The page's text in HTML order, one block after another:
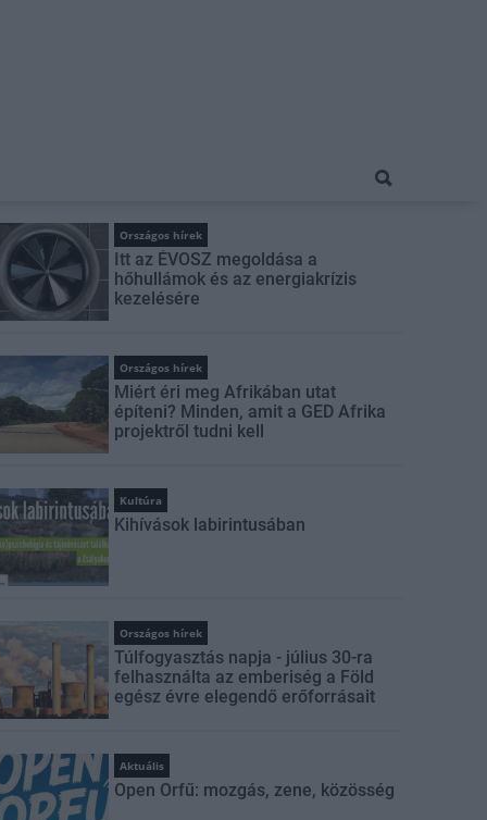
Országos hírek
Itt az ÉVOSZ megoldása a
hőhullámok és az energiakrízis
kezelésére
Országos hírek
Miért éri meg Afrikában utat
építeni? Minden, amit a GED Afrika
projektről tudni kell
Kultúra
Kihívások labirintusában
Országos hírek
Túlfogyasztás napja - július 30-ra
felhasználta az emberiség a Föld
egész évre elegendő erőforrásait
Aktuális
Open Orfű: mozgás, zene, közösség